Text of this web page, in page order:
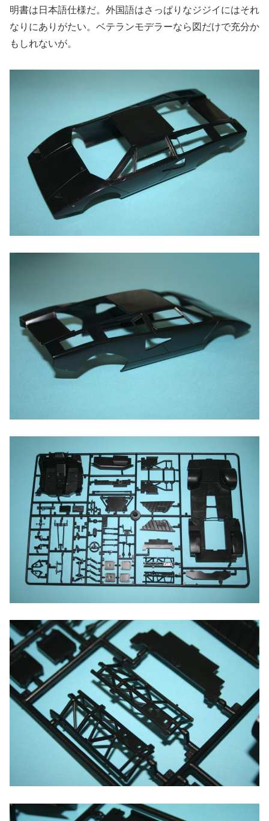
明書は日本語仕様だ。外国語はさっぱりなジジイにはそれ
なりにありがたい。ベテランモデラーなら図だけで充分か
もしれないが。